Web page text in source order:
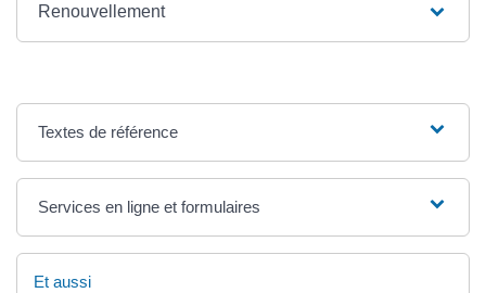
Renouvellement
Textes de référence
Services en ligne et formulaires
Et aussi